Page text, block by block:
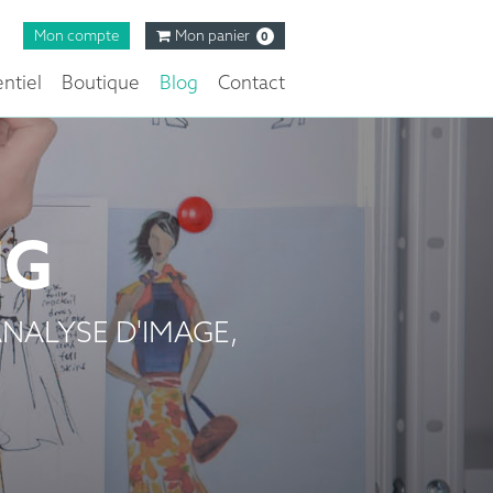
Mon compte Mon panier 0
Boutique Blog Contact
D'IMAGE,